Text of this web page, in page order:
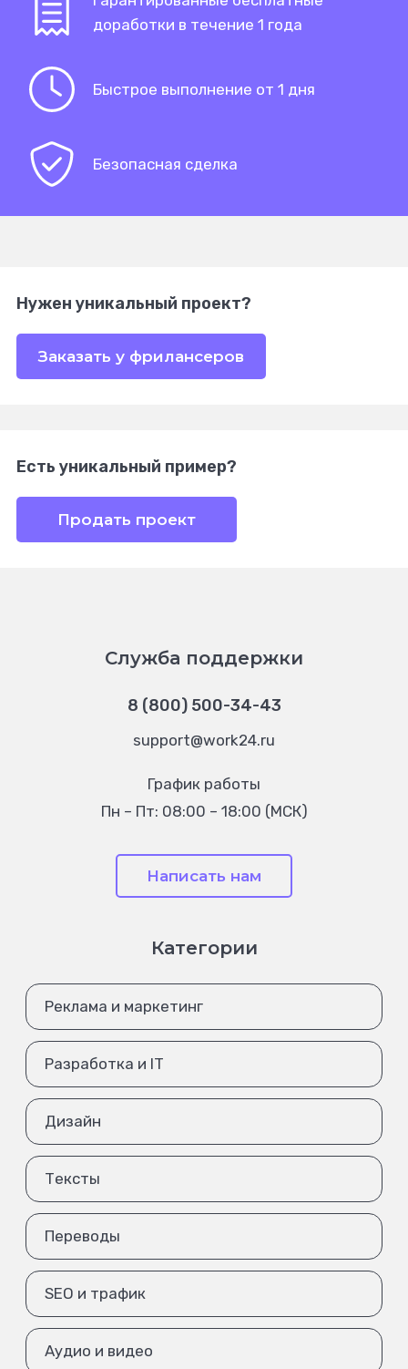
доработки в течение 1 года
Быстрое выполнение от 1 дня
Безопасная сделка
Нужен уникальный проект?
Заказать у фрилансеров
Есть уникальный пример?
Продать проект
Служба поддержки
8 (800) 500-34-43
support@work24.ru
График работы
Пн – Пт: 08:00 – 18:00 (МСК)
Написать нам
Категории
Реклама и маркетинг
Разработка и IT
Дизайн
Тексты
Переводы
SEO и трафик
Аудио и видео